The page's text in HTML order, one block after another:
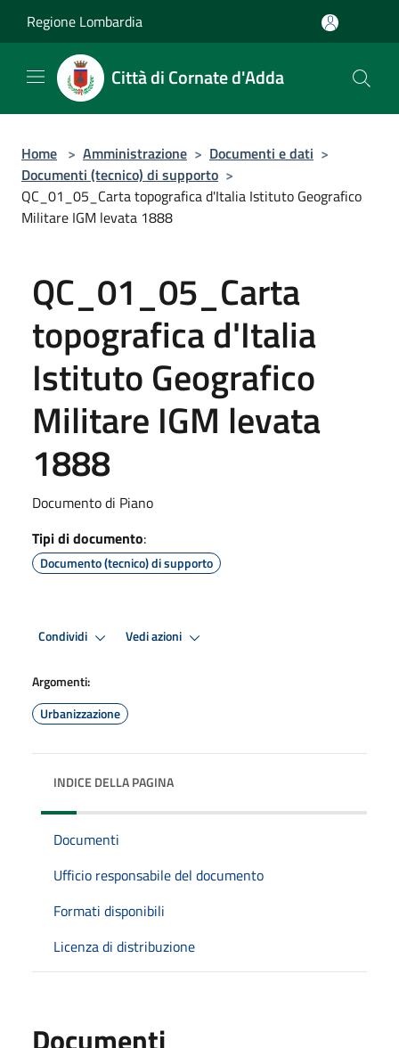
Regione Lombardia
Città di Cornate d'Adda
Home > Amministrazione > Documenti e dati >
Documenti (tecnico) di supporto >
QC_01_05_Carta topografica d'Italia Istituto Geografico
Militare IGM levata 1888
QC_01_05_Carta
topografica d'Italia
Istituto Geografico
Militare IGM levata
1888
Documento di Piano
Tipi di documento:
Documento (tecnico) di supporto
Condividi Vedi azioni
Argomenti:
Urbanizzazione
INDICE DELLA PAGINA
Documenti
Ufficio responsabile del documento
Formati disponibili
Licenza di distribuzione